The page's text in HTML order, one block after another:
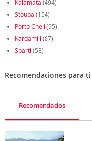
Kalamata (494)
Stoupa (154)
Porto Cheli (95)
Kardamili (87)
Sparti (58)
Recomendaciones para
Recomendados